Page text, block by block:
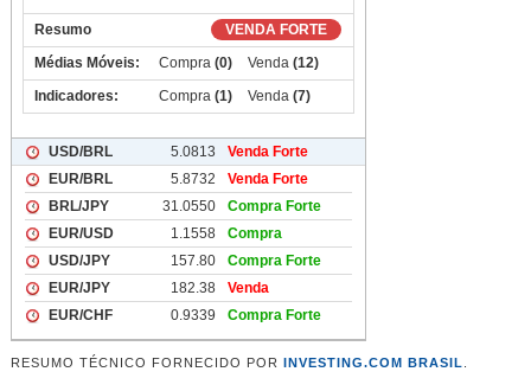
RESUMO TÉCNICO FORNECIDO POR INVESTING.COM BRASIL